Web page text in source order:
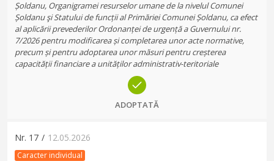
Șoldanu, Organigramei resurselor umane de la nivelul Comunei
Șoldanu şi Statului de funcții al Primăriei Comunei Șoldanu, ca efect
al aplicării prevederilor Ordonanței de urgență a Guvernului nr.
7/2026 pentru modificarea și completarea unor acte normative,
precum și pentru adoptarea unor măsuri pentru creșterea
capacității financiare a unităților administrativ-teritoriale
ADOPTATĂ
Nr. 17 / 12.05.2026
Caracter individual